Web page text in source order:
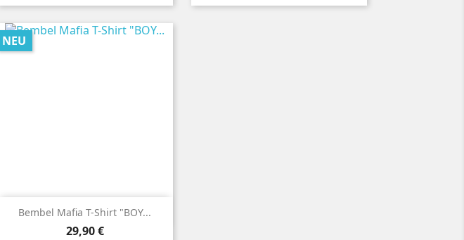
Bembel Mafia T-Shirt "BOY...
Preis
29,90 €
NEU
 Vorschau